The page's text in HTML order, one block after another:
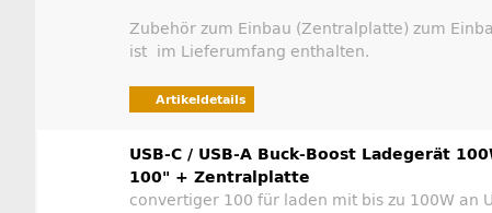
Zubehör zum Einbau (Zentralplatte) zum
ist im Lieferumfang enthalten.
Artikeldetails
USB-C / USB-A Buck-Boost Ladegerät
100" + Zentralplatte
convertiger 100 für laden mit bis zu 100W an